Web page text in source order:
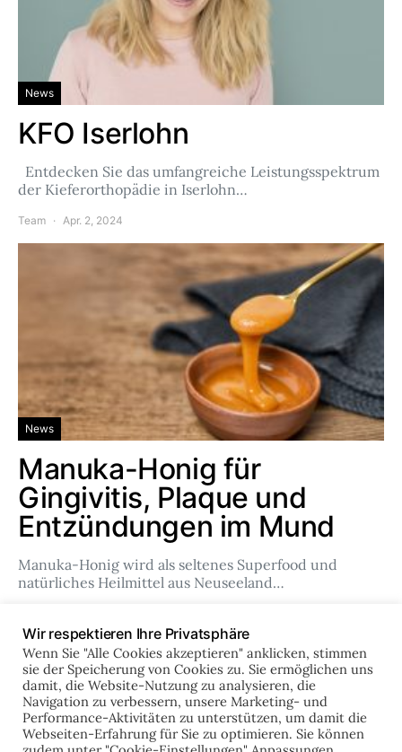
News
KFO Iserlohn
Entdecken Sie das umfangreiche Leistungsspektrum
der Kieferorthopädie in Iserlohn…
Team Apr. 2, 2024
News
Manuka-Honig für
Gingivitis, Plaque und
Entzündungen im Mund
Manuka-Honig wird als seltenes Superfood und
natürliches Heilmittel aus Neuseeland…
online-zahnklinik.de
Wir respektieren Ihre Privatsphäre
Wenn Sie "Alle Cookies akzeptieren" anklicken, stimmen
sie der Speicherung von Cookies zu. Sie ermöglichen uns
damit, die Website-Nutzung zu analysieren, die
Navigation zu verbessern, unsere Marketing- und
Performance-Aktivitäten zu unterstützen, um damit die
Webseiten-Erfahrung für Sie zu optimieren. Sie können